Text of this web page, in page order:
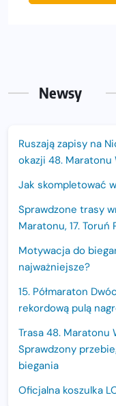
Newsy
Ruszają zapisy na
okazji 48. Maratonu
Jak skompletować
Sprawdzone trasy
Maratonu, 17.
Motywacja do
najważniejsze?
15. Półmaraton
rekordową pulą
Trasa 48. Maratonu
Sprawdzony
biegania
Oficjalna koszulka